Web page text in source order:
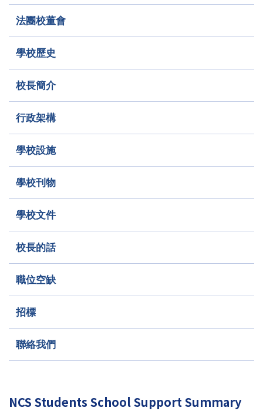
法團校董會
學校歷史
校長簡介
行政架構
學校設施
學校刊物
學校文件
校長的話
職位空缺
招標
聯絡我們
NCS Students School Support Summary